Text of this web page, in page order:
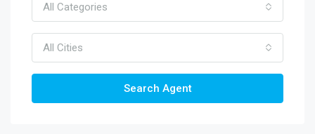
All Categories
All Cities
Search Agent